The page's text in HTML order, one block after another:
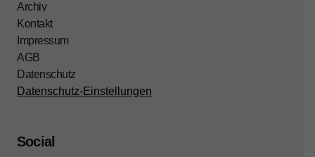
Archiv
Kontakt
Impressum
AGB
Datenschutz
Datenschutz-Einstellungen
Social